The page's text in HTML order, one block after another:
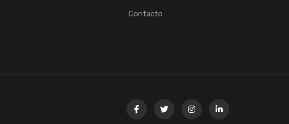
Contacto